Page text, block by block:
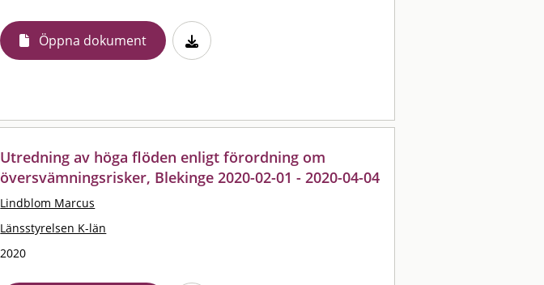
Öppna dokument
Utredning av höga flöden enligt förordning om
översvämningsrisker, Blekinge 2020-02-01 - 2020-04-04
Lindblom Marcus
Länsstyrelsen K-län
2020